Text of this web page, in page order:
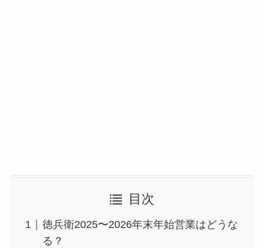
目次
徳兵衛2025〜2026年末年始営業はどうな
る？